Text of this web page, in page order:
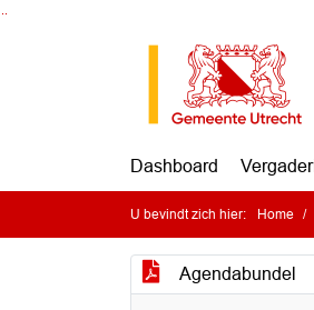
Dashboard
U bevindt zich hier: Home
Agendabundel